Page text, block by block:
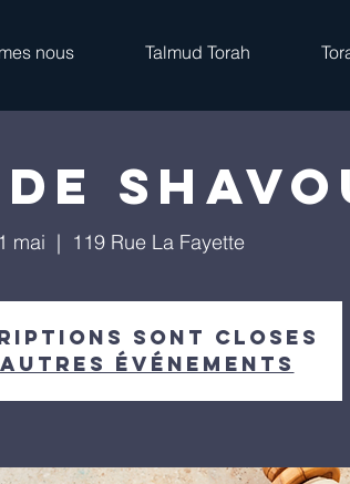
nous Talmud Torah
mai
  |
119 Rue La Fayette
sont closes
événements